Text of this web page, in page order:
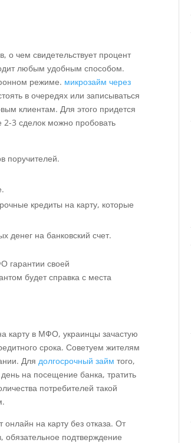
о чем свидетельствует процент
любым удобным способом.
режиме. микрозайм через
в очередях или записываться
клиентам. Для этого придется
3 сделок можно пробовать
поручителей.
кредиты на карту, которые
денег на банковский счет.
гарантии своей
будет справка с места
карту в МФО, украинцы зачастую
срока. Советуем жителям
Длядолгосрочный займ того,
на посещение банка, тратить
потребителей такой
на карту без отказа. От
обязательное подтверждение